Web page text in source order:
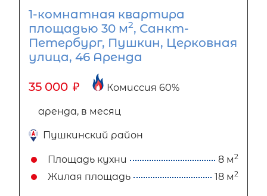
1-комнатная квартира
площадью 30 м2, Санкт-
Петербург, Пушкин, Церковная
улица, 46 Аренда
35 000 ₽ Комиссия 60%
аренда, в месяц
Пушкинский район
Площадь кухни 8 м2
Жилая площадь 18 м2